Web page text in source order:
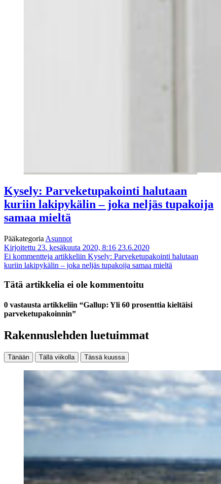
Kysely: Parveketupakointi halutaan
kuriin lakipykälin – joka neljäs tupakoija
samaa mieltä
Pääkategoria Asunnot
Kirjoitettu 23. kesäkuuta 2020, 8:16 23.6.2020
Ei kommentteja artikkeliin Kysely: Parveketupakointi halutaan
kuriin lakipykälin – joka neljäs tupakoija samaa mieltä
Tätä artikkelia ei ole kommentoitu
0 vastausta artikkeliin “Gallup: Yli 60 prosenttia kieltäisi
parveketupakoinnin”
Rakennuslehden luetuimmat
Tänään Tällä viikolla Tässä kuussa